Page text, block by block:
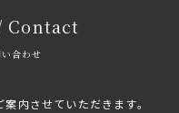
Contact
合わせ
内させていただきます。